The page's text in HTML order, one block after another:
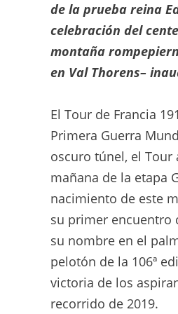
de la prueba reina
celebración del
montaña
en Val Thorens–
El Tour de Francia
Primera Guerra
oscuro túnel, el
mañana de la etapa
nacimiento de este
su primer encuentro
su nombre en el
pelotón de la 106ª
victoria de los
recorrido de 2019.